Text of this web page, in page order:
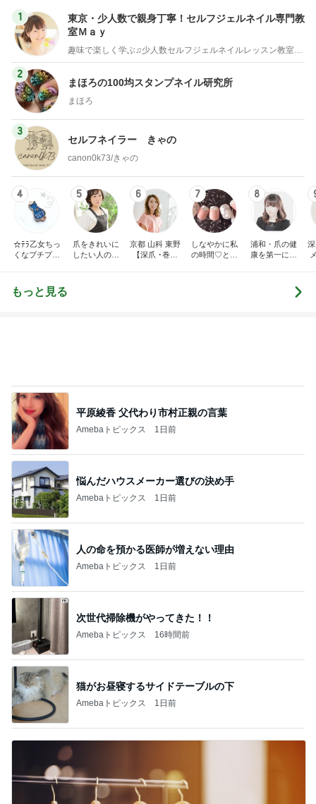
1
東京・少人数で親身丁寧！セルフジェルネイル専門教
室Ｍａｙ
趣味で楽しく学ぶ♫少人数セルフジェルネイルレッスン教室・東京
2
まほろの100均スタンプネイル研究所
まほろ
3
セルフネイラー きゃの
canon0k73/きゃの
4
☆ﾃﾗ乙女ちっ
くなプチプラ
5
爪をきれいに
したい人のた
6
京都 山科 東野
【深爪 ･巻き
7
しなやかに私
の時間♡とき
8
浦和・爪の健
康を第一に考
人気のネイル
サロン・ネイ
もっと見る
悩んだハウスメーカー選びの決め手
Amebaトピックス 1日前
人の命を預かる医師が増えない理由
Amebaトピックス 1日前
次世代掃除機がやってきた！！
Amebaトピックス 16時間前
猫がお昼寝するサイドテーブルの下
Amebaトピックス 1日前